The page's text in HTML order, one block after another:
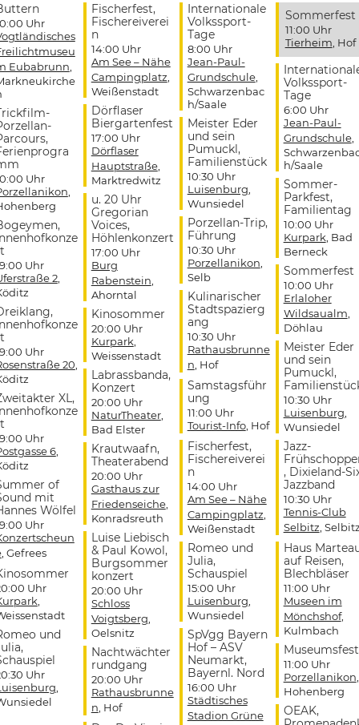
Uhr
Eubabrunn
Uhr
Uhr
2,
Uhr
20
XL,
Uhr
6,
of
mit
Wölfel
Uhr
, Gefrees
Uhr
und
Uhr
Fischerfest,
Fischereiverei
n
14:00 Uhr
Am See – Nähe
Campingplatz
Weißenstadt
Dörflaser
Biergartenfest
17:00 Uhr
Dörflaser
Hauptstraße,
Marktredwitz
u. 20 Uhr
Gregorian
Voices,
Höhlenkonzert
17:00 Uhr
Burg
Rabenstein
Ahorntal
Kinosommer
20:00 Uhr
Kurpark
Weissenstadt
Labrassbanda,
Konzert
20:00 Uhr
NaturTheater,
Bad Elster
Krautwaafn,
Theaterabend
20:00 Uhr
Gasthaus zur
Friedenseiche,
Konradsreuth
Luise Liebisch
& Paul Kowol,
Burgsommer
konzert
20:00 Uhr
Schloss
Voigtsberg
Oelsnitz
Nachtwächter
rundgang
20:00 Uhr
Rathausbrunne
n , Hof
Internationale
Volkssport-
Tage
8:00 Uhr
Jean-Paul-
Grundschule,
Schwarzenbac
h/Saale
Meister Eder
und sein
Pumuckl,
Familienstück
10:30 Uhr
Luisenburg
Wunsiedel
Porzellan-Trip,
Führung
10:30 Uhr
Porzellanikon
Selb
Kulinarischer
Stadtspazierg
ang
10:30 Uhr
Rathausbrunne
n , Hof
Samstagsführ
ung
11:00 Uhr
Tourist-Info, Hof
Fischerfest,
Fischereiverei
n
14:00 Uhr
Am See – Nähe
Campingplatz
Weißenstadt
Romeo und
Julia,
Schauspiel
15:00 Uhr
Luisenburg
Wunsiedel
SpVgg Bayern
Hof – ASV
Neumarkt,
Bayernl. Nord
16:00 Uhr
Städtisches
Stadion Grüne
Sommerfest
11:00 Uhr
Tierheim , Hof
Volkssport-
Tage
6:00 Uhr
Jean-Paul-
Grundschule,
h/Saale
Sommer-
Parkfest,
Familientag
10:00 Uhr
Kurpark , Bad
Berneck
Sommerfest
10:00 Uhr
Erlaloher
Wildsaualm
Döhlau
Meister Eder
und sein
Pumuckl,
10:30 Uhr
Luisenburg
Wunsiedel
Jazz-
, Dixieland-
Jazzband
10:30 Uhr
Tennis-Club
Selbitz ,
Haus
auf Reisen,
Blechbläser
11:00 Uhr
Museen im
Mönchshof,
Kulmbach
Museumsfest
11:00 Uhr
Porzellanikon
Hohenberg
OEAK,